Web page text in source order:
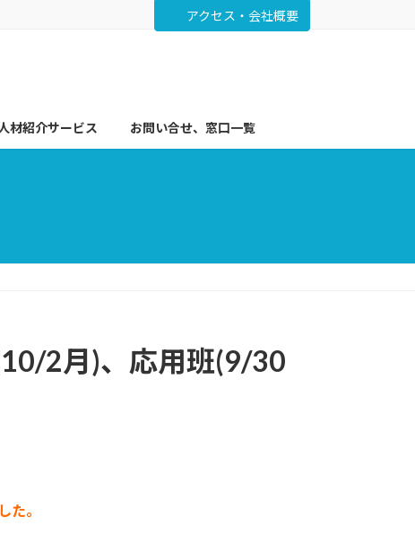
アクセス・会社概要
人材紹介サービス お問い合せ、窓口一覧
2月)、応用班(9/30
。